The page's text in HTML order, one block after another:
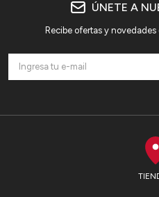
ÚNETE A
Recibe ofertas y